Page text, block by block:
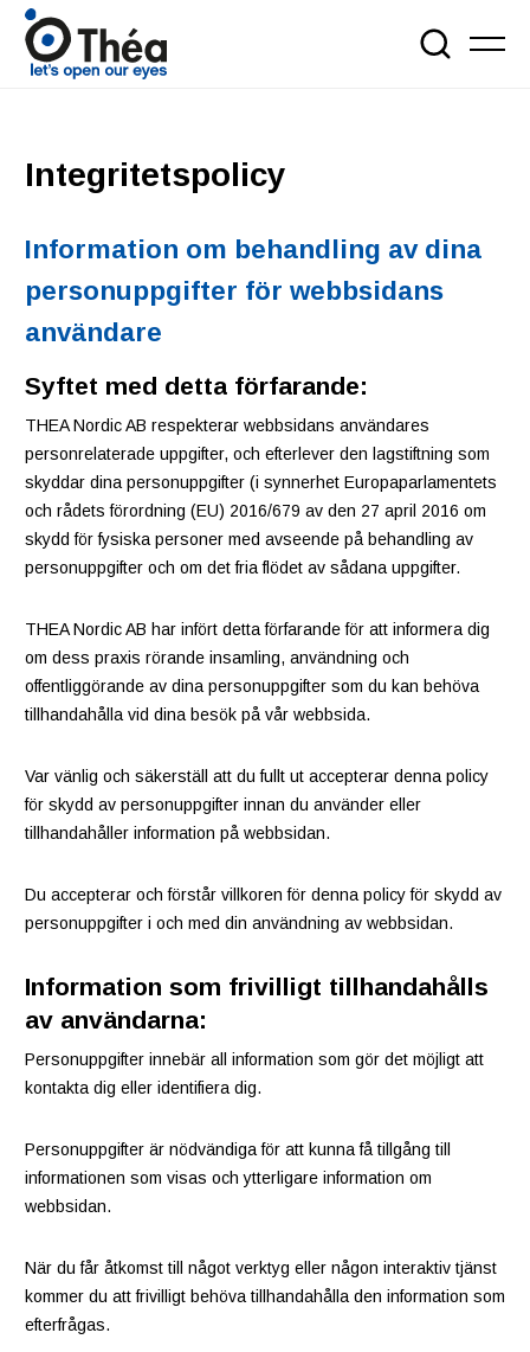
Integritetspolicy
Information om behandling av dina
personuppgifter för webbsidans
användare
Syftet med detta förfarande:
THEA Nordic AB respekterar webbsidans användares
personrelaterade uppgifter, och efterlever den lagstiftning som
skyddar dina personuppgifter (i synnerhet Europaparlamentets
och rådets förordning (EU) 2016/679 av den 27 april 2016 om
skydd för fysiska personer med avseende på behandling av
personuppgifter och om det fria flödet av sådana uppgifter.
THEA Nordic AB har infört detta förfarande för att informera dig
om dess praxis rörande insamling, användning och
offentliggörande av dina personuppgifter som du kan behöva
tillhandahålla vid dina besök på vår webbsida.
Var vänlig och säkerställ att du fullt ut accepterar denna policy
för skydd av personuppgifter innan du använder eller
tillhandahåller information på webbsidan.
Du accepterar och förstår villkoren för denna policy för skydd av
personuppgifter i och med din användning av webbsidan.
Information som frivilligt tillhandahålls
av användarna:
Personuppgifter innebär all information som gör det möjligt att
kontakta dig eller identifiera dig.
Personuppgifter är nödvändiga för att kunna få tillgång till
informationen som visas och ytterligare information om
webbsidan.
När du får åtkomst till något verktyg eller någon interaktiv tjänst
kommer du att frivilligt behöva tillhandahålla den information som
efterfrågas.